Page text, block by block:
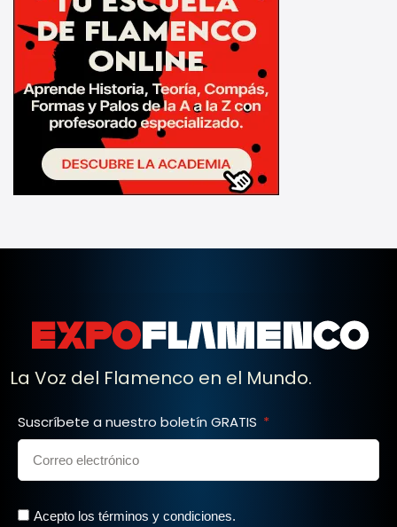
La Voz del Flamenco en el Mundo.
Suscríbete a nuestro boletín GRATIS
Acepto los términos y condiciones.